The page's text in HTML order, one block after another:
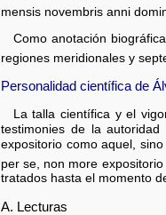
mensis novembris anni
Como anotación
regiones meridionales y
Personalidad científica de
La talla científica y el
testimonies de la
expositorio como aquel,
per se, non more
tratados hasta el momento
A. Lecturas